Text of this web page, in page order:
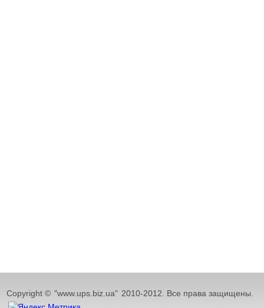
Copyright © "www.ups.biz.ua" 2010-2012. Все права защищены.